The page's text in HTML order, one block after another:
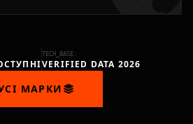
TECH_BASE:
VERIFIED DATA 2026
МАРКИ